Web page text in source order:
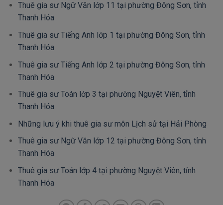
Thuê gia sư Ngữ Văn lớp 11 tại phường Đông Sơn, tỉnh
Thanh Hóa
Thuê gia sư Tiếng Anh lớp 1 tại phường Đông Sơn, tỉnh
Thanh Hóa
Thuê gia sư Tiếng Anh lớp 2 tại phường Đông Sơn, tỉnh
Thanh Hóa
Thuê gia sư Toán lớp 3 tại phường Nguyệt Viên, tỉnh
Thanh Hóa
Những lưu ý khi thuê gia sư môn Lịch sử tại Hải Phòng
Thuê gia sư Ngữ Văn lớp 12 tại phường Đông Sơn, tỉnh
Thanh Hóa
Thuê gia sư Toán lớp 4 tại phường Nguyệt Viên, tỉnh
Thanh Hóa